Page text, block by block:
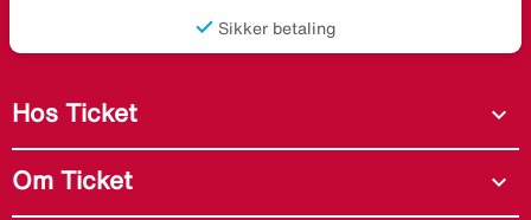
Sikker betaling
Hos Ticket expand_more
Om Ticket expand_more